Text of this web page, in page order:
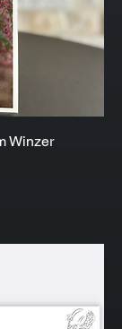
Winzer